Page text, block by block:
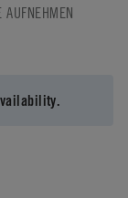
AUFNEHMEN